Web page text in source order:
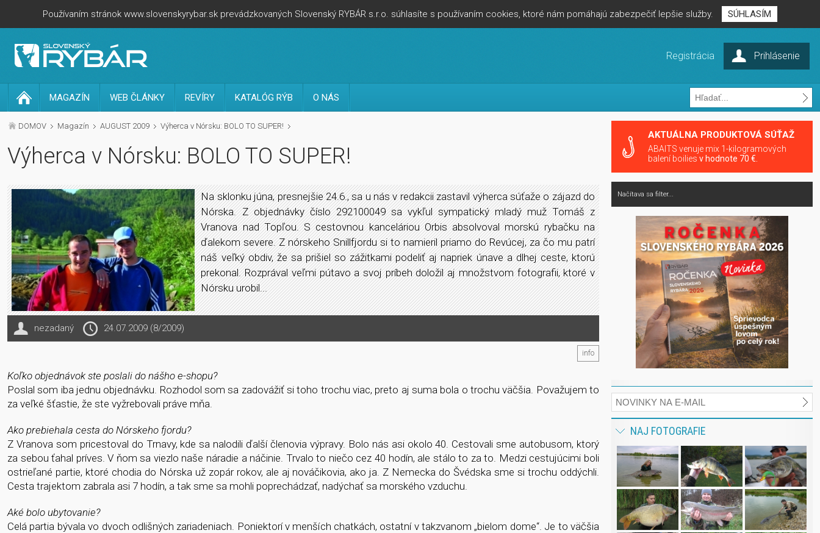
Používaním stránok www.slovenskyrybar.sk prevádzkovaných Slovenský RYBÁR s.r.o. súhlasíte s používaním cookies, ktoré nám pomáhajú zabezpečiť lepšie služby. SÚHLASÍM
Prihlásenie
Registrácia
MAGAZÍN WEB ČLÁNKY REVÍRY KATALÓG RÝB O NÁS
DOMOV Magazín AUGUST 2009 Výherca v Nórsku: BOLO TO SUPER!
Výherca v Nórsku: BOLO TO SUPER!
Na sklonku júna, presnejšie 24.6., sa u nás v redakcii zastavil výherca súťaže o zájazd do
Nórska. Z objednávky číslo 292100049 sa vykľul sympatický mladý muž Tomáš z
Vranova nad Topľou. S cestovnou kanceláriou Orbis absolvoval morskú rybačku na
ďalekom severe. Z nórskeho Snillfjordu si to namieril priamo do Revúcej, za čo mu patrí
náš veľký obdiv, že sa prišiel so zážitkami podeliť aj napriek únave a dlhej ceste, ktorú
prekonal. Rozprával veľmi pútavo a svoj príbeh doložil aj množstvom fotografii, ktoré v
Nórsku urobil...
nezadaný 24.07.2009 (8/2009)
info
Koľko objednávok ste poslali do nášho e-shopu?
Poslal som iba jednu objednávku. Rozhodol som sa zadovážiť si toho trochu viac, preto aj suma bola o trochu väčšia. Považujem to
za veľké šťastie, že ste vyžrebovali práve mňa.
Ako prebiehala cesta do Nórskeho fjordu?
Z Vranova som pricestoval do Trnavy, kde sa nalodili ďalší členovia výpravy. Bolo nás asi okolo 40. Cestovali sme autobusom, ktorý
za sebou ťahal príves. V ňom sa viezlo naše náradie a náčinie. Trvalo to niečo cez 40 hodín, ale stálo to za to. Medzi cestujúcimi boli
ostrieľané partie, ktoré chodia do Nórska už zopár rokov, ale aj nováčikovia, ako ja. Z Nemecka do Švédska sme si trochu oddýchli.
Cesta trajektom zabrala asi 7 hodín, a tak sme sa mohli poprechádzať, nadýchať sa morského vzduchu.
Aké bolo ubytovanie?
Celá partia bývala vo dvoch odlišných zariadeniach. Poniektorí v menších chatkách, ostatní v takzvanom „bielom dome“. Je to väčšia
AKTUÁLNA PRODUKTOVÁ SÚŤAŽ
ABAITS venuje mix 1-kilogramových
balení boilies v hodnote 70 €.
Načítava sa filter...
NAJ FOTOGRAFIE